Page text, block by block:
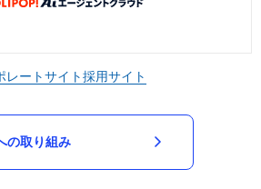
レートサイト採用サイト
の取り組み